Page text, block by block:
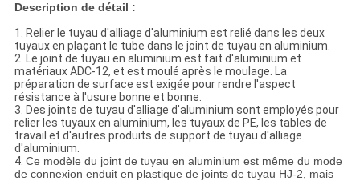
Description de détail :
1. Relier le tuyau d'alliage d'aluminium est relié dans les deux
tuyaux en plaçant le tube dans le joint de tuyau en aluminium.
2. Le joint de tuyau en aluminium est fait d'aluminium et
matériaux ADC-12, et est moulé après le moulage. La
préparation de surface est exigée pour rendre l'aspect
résistance à l'usure bonne et bonne.
3. Des joints de tuyau d'alliage d'aluminium sont employés pour
relier les tuyaux en aluminium, les tuyaux de PE, les tables de
travail et d'autres produits de support de tuyau d'alliage
d'aluminium.
4. Ce modèle du joint de tuyau en aluminium est même du mode
de connexion enduit en plastique de joints de tuyau HJ-2, mais